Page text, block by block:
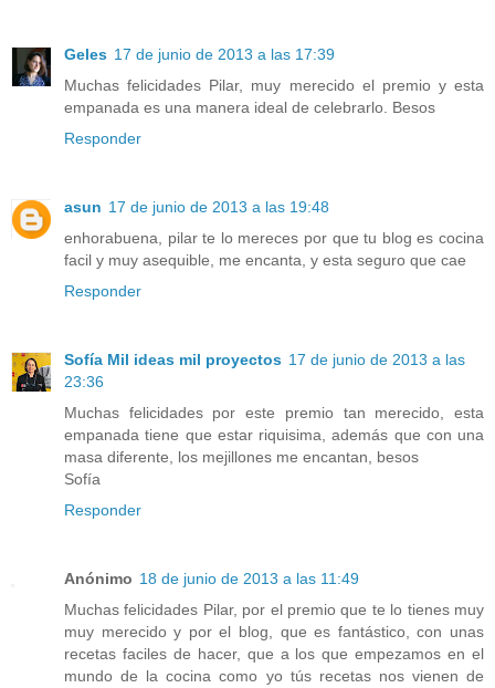
Geles 17 de junio de 2013 a las 17:39
Muchas felicidades Pilar, muy merecido el premio y esta
empanada es una manera ideal de celebrarlo. Besos
Responder
asun 17 de junio de 2013 a las 19:48
enhorabuena, pilar te lo mereces por que tu blog es cocina
facil y muy asequible, me encanta, y esta seguro que cae
Responder
Sofía Mil ideas mil proyectos 17 de junio de 2013 a las
23:36
Muchas felicidades por este premio tan merecido, esta
empanada tiene que estar riquisima, además que con una
masa diferente, los mejillones me encantan, besos
Sofía
Responder
Anónimo 18 de junio de 2013 a las 11:49
Muchas felicidades Pilar, por el premio que te lo tienes muy
muy merecido y por el blog, que es fantástico, con unas
recetas faciles de hacer, que a los que empezamos en el
mundo de la cocina como yo tús recetas nos vienen de